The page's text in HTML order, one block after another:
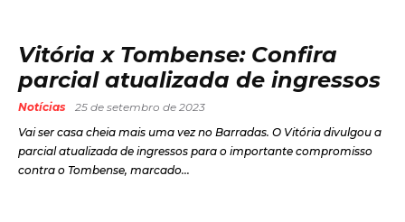
Vitória x Tombense: Confira
parcial atualizada de ingressos
Notícias
25 de setembro de 2023
Vai ser casa cheia mais uma vez no Barradas. O Vitória divulgou a
parcial atualizada de ingressos para o importante compromisso
contra o Tombense, marcado...